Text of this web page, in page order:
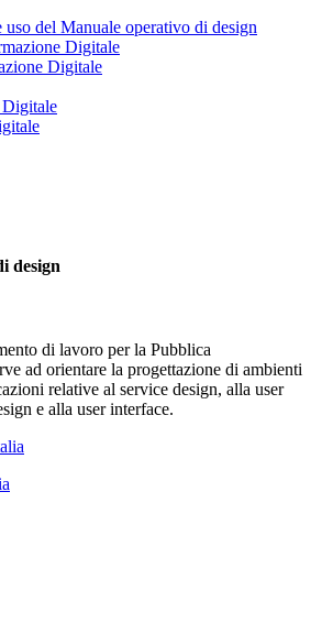
uso del Manuale operativo di design
Digitale
design
di lavoro per la Pubblica
ad orientare la progettazione di ambienti
relative al service design, alla user
e alla user interface.